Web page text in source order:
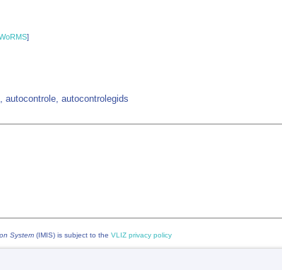
]
autocontrole, autocontrolegids
System (IMIS) is subject to the VLIZ privacy policy